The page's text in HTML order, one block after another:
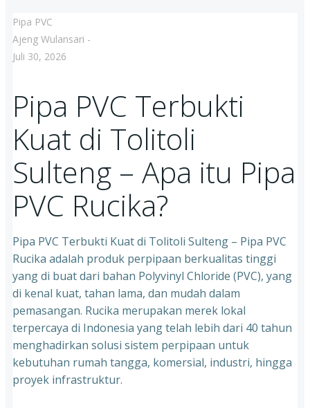
Pipa PVC
Ajeng Wulansari -
Juli 30, 2026
Pipa PVC Terbukti
Kuat di Tolitoli
Sulteng – Apa itu Pipa
PVC Rucika?
Pipa PVC Terbukti Kuat di Tolitoli Sulteng – Pipa PVC
Rucika adalah produk perpipaan berkualitas tinggi
yang di buat dari bahan Polyvinyl Chloride (PVC), yang
di kenal kuat, tahan lama, dan mudah dalam
pemasangan. Rucika merupakan merek lokal
terpercaya di Indonesia yang telah lebih dari 40 tahun
menghadirkan solusi sistem perpipaan untuk
kebutuhan rumah tangga, komersial, industri, hingga
proyek infrastruktur.